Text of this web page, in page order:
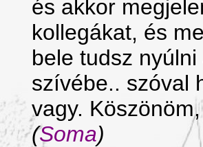
és akkor
kollegákat, és
bele tudsz
szívébe.. szóval
vagy.
(Soma)